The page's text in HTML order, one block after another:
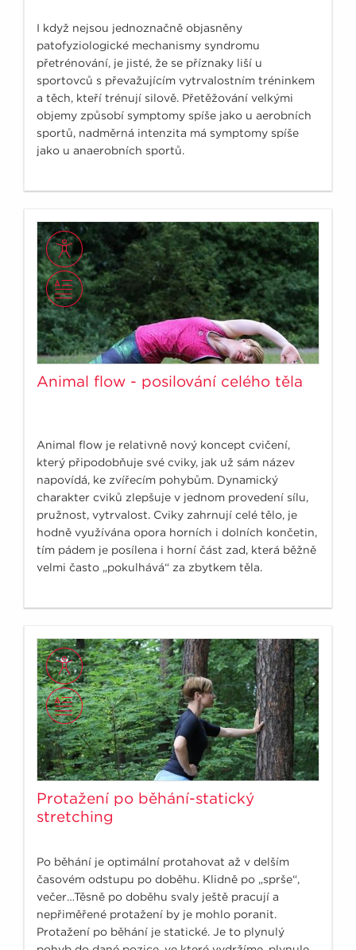
I když nejsou jednoznačně objasněny
patofyziologické mechanismy syndromu
přetrénování, je jisté, že se příznaky liší u
sportovců s převažujícím vytrvalostním tréninkem
a těch, kteří trénují silově. Přetěžování velkými
objemy způsobí symptomy spíše jako u aerobních
sportů, nadměrná intenzita má symptomy spíše
jako u anaerobních sportů.
Animal flow - posilování celého těla
Animal flow je relativně nový koncept cvičení,
který připodobňuje své cviky, jak už sám název
napovídá, ke zvířecím pohybům. Dynamický
charakter cviků zlepšuje v jednom provedení sílu,
pružnost, vytrvalost. Cviky zahrnují celé tělo, je
hodně využívána opora horních i dolních končetin,
tím pádem je posílena i horní část zad, která běžně
velmi často „pokulhává“ za zbytkem těla.
Protažení po běhání-statický
stretching
Po běhání je optimální protahovat až v delším
časovém odstupu po doběhu. Klidně po „sprše“,
večer…Těsně po doběhu svaly ještě pracují a
nepřiměřené protažení by je mohlo poranit.
Protažení po běhání je statické. Je to plynulý